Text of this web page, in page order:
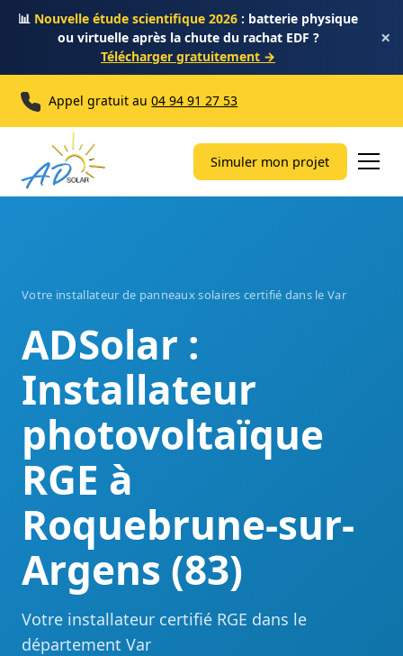
📊 Nouvelle étude scientifique 2026 : batterie physique
ou virtuelle après la chute du rachat EDF ?
Télécharger gratuitement →
×
Appel gratuit au04 94 91 27 53
Simuler mon projet
Votre installateur de panneaux solaires certifié dans le Var
ADSolar :
Installateur
photovoltaïque
RGE à
Roquebrune-sur-
Argens (83)
Votre installateur certifié RGE dans le
département Var